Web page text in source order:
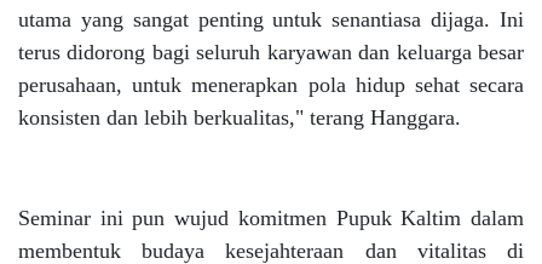
utama yang sangat penting untuk senantiasa dijaga. Ini
terus didorong bagi seluruh karyawan dan keluarga besar
perusahaan, untuk menerapkan pola hidup sehat secara
konsisten dan lebih berkualitas," terang Hanggara.
Seminar ini pun wujud komitmen Pupuk Kaltim dalam
membentuk budaya kesejahteraan dan vitalitas di